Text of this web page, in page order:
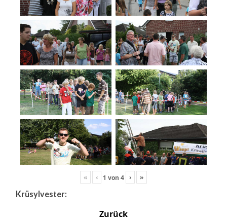
« ‹ 1 von 4 › »
Krüsylvester:
Zurück